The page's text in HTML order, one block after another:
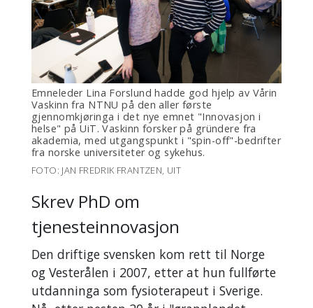
Emneleder Lina Forslund hadde god hjelp av Vårin
Vaskinn fra NTNU på den aller første
gjennomkjøringa i det nye emnet "Innovasjon i
helse" på UiT. Vaskinn forsker på gründere fra
akademia, med utgangspunkt i "spin-off"-bedrifter
fra norske universiteter og sykehus.
FOTO: JAN FREDRIK FRANTZEN, UIT
Skrev PhD om
tjenesteinnovasjon
Den driftige svensken kom rett til Norge
og Vesterålen i 2007, etter at hun fullførte
utdanninga som fysioterapeut i Sverige.